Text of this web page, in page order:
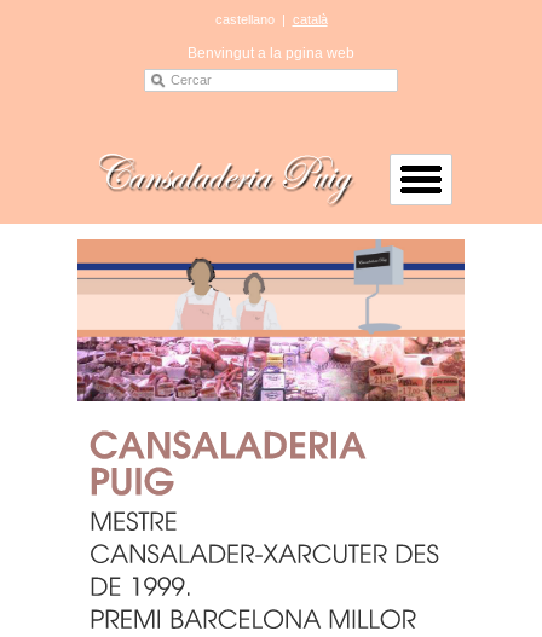
castellano| català
Benvingut a la pgina web